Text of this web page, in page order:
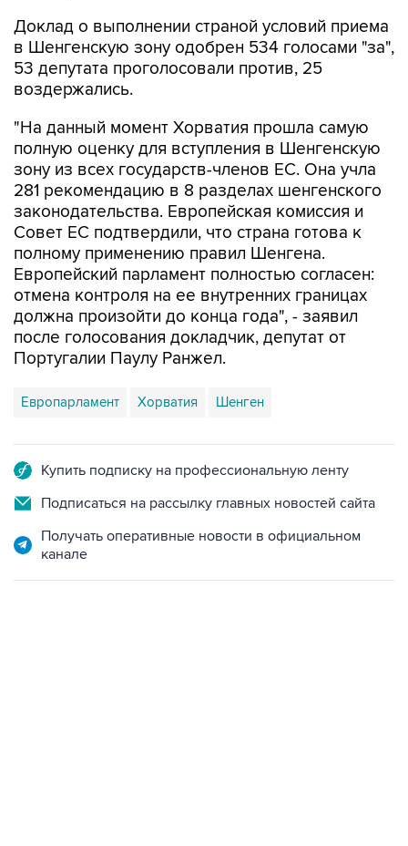
Доклад о выполнении страной условий приема
в Шенгенскую зону одобрен 534 голосами "за",
53 депутата проголосовали против, 25
воздержались.
"На данный момент Хорватия прошла самую
полную оценку для вступления в Шенгенскую
зону из всех государств-членов ЕС. Она учла
281 рекомендацию в 8 разделах шенгенского
законодательства. Европейская комиссия и
Совет ЕС подтвердили, что страна готова к
полному применению правил Шенгена.
Европейский парламент полностью согласен:
отмена контроля на ее внутренних границах
должна произойти до конца года", - заявил
после голосования докладчик, депутат от
Португалии Паулу Ранжел.
Европарламент Хорватия Шенген
Купить подписку на профессиональную ленту
Подписаться на рассылку главных новостей сайта
Получать оперативные новости в официальном
канале